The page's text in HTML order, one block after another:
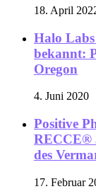
18. April
Halo
bekannt:
Oregon
4. Juni 2020
Positive
RECCE®
des
17. Februar